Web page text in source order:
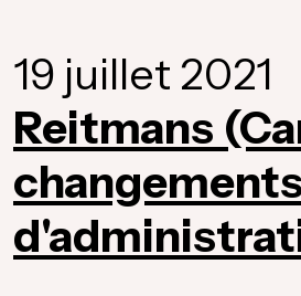
19 juillet 2021
Reitmans